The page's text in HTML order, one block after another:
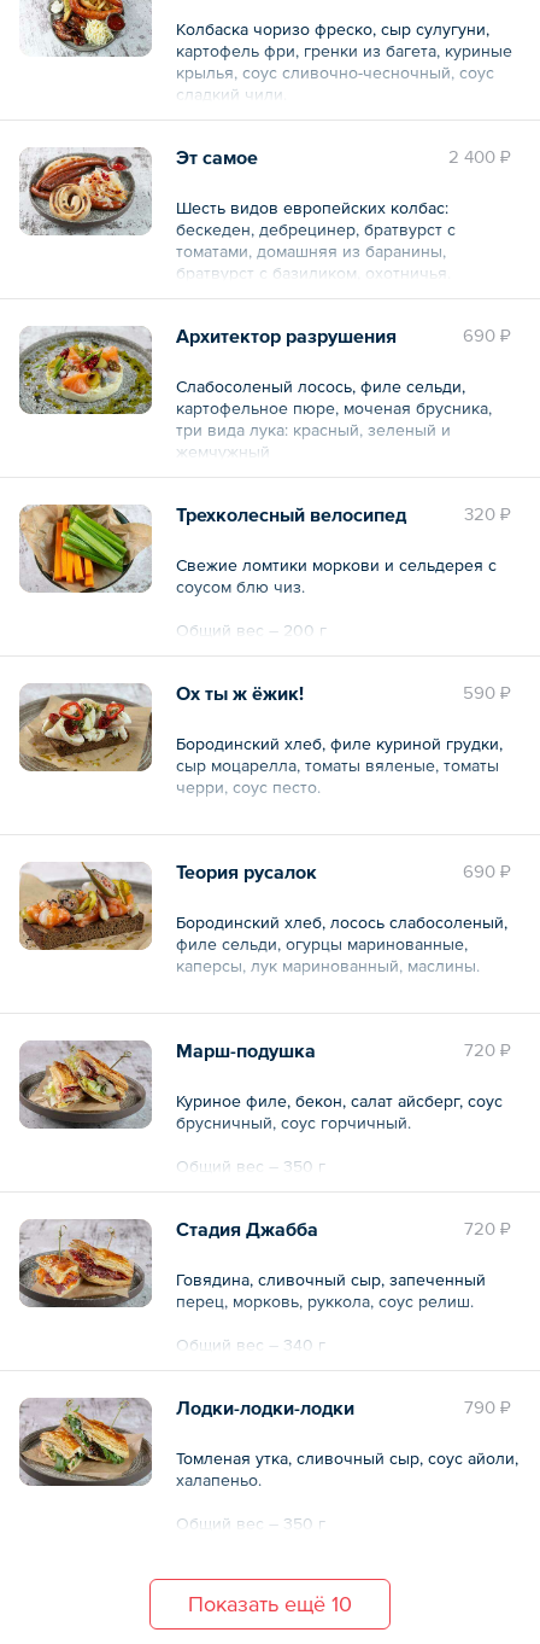
Колбаска чоризо фреско, сыр сулугуни,
картофель фри, гренки из багета, куриные
крылья, соус сливочно-чесночный, соус
сладкий чили.
2 400 ₽
Эт самое
Шесть видов европейских колбас:
бескеден, дебрецинер, братвурст с
томатами, домашняя из баранины,
братвурст с базиликом, охотничья.
Квашеная капуста, моченая брусника,
690 ₽
Архитектор разрушения
Слабосоленый лосось, филе сельди,
картофельное пюре, моченая брусника,
три вида лука: красный, зеленый и
жемчужный
320 ₽
Трехколесный велосипед
Свежие ломтики моркови и сельдерея с
соусом блю чиз.
Общий вес – 200 г
590 ₽
Ох ты ж ёжик!
Бородинский хлеб, филе куриной грудки,
сыр моцарелла, томаты вяленые, томаты
черри, соус песто.
Общий вес – 180 г
690 ₽
Теория русалок
Бородинский хлеб, лосось слабосоленый,
филе сельди, огурцы маринованные,
каперсы, лук маринованный, маслины.
Общий вес – 140 г
720 ₽
Марш-подушка
Куриное филе, бекон, салат айсберг, соус
брусничный, соус горчичный.
Общий вес – 350 г
720 ₽
Стадия Джабба
Говядина, сливочный сыр, запеченный
перец, морковь, руккола, соус релиш.
Общий вес – 340 г
790 ₽
Лодки-лодки-лодки
Томленая утка, сливочный сыр, соус айоли,
халапеньо.
Общий вес – 350 г
Показать ещё 10